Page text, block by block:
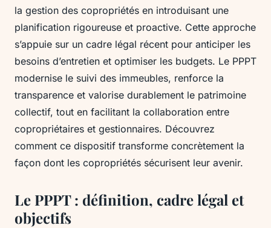
la gestion des copropriétés en introduisant une
planification rigoureuse et proactive. Cette approche
s’appuie sur un cadre légal récent pour anticiper les
besoins d’entretien et optimiser les budgets. Le PPPT
modernise le suivi des immeubles, renforce la
transparence et valorise durablement le patrimoine
collectif, tout en facilitant la collaboration entre
copropriétaires et gestionnaires. Découvrez
comment ce dispositif transforme concrètement la
façon dont les copropriétés sécurisent leur avenir.
Le PPPT : définition, cadre légal et
objectifs